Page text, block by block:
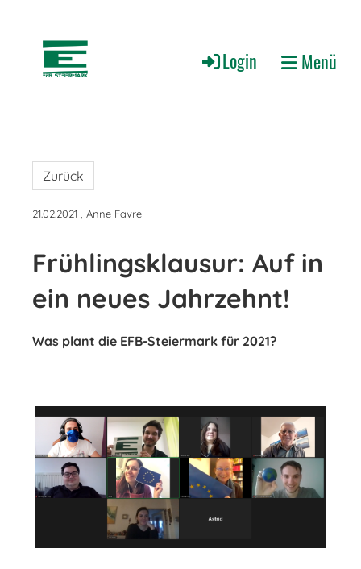
Login Menü
Zurück
21.02.2021 , Anne Favre
Frühlingsklausur: Auf in
ein neues Jahrzehnt!
Was plant die EFB-Steiermark für 2021?